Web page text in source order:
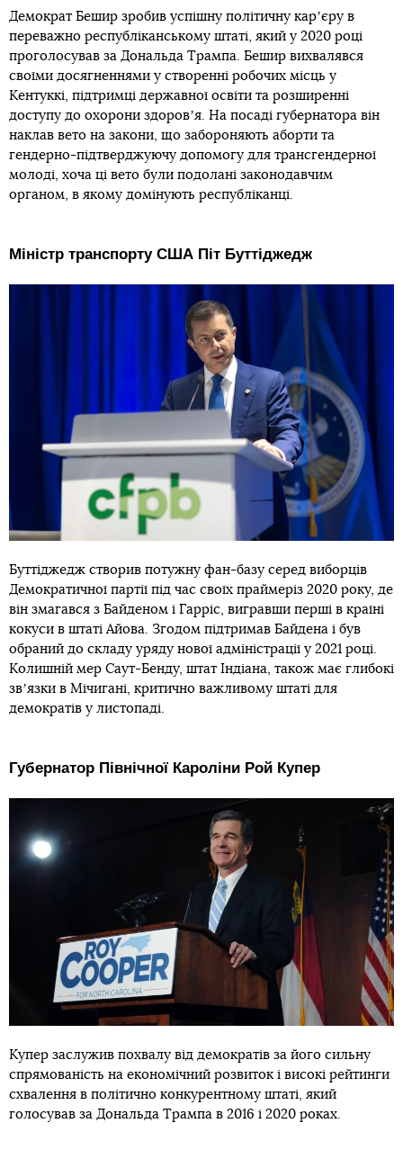
Демократ Бешир зробив успішну політичну карʼєру в
переважно республіканському штаті, який у 2020 році
проголосував за Дональда Трампа. Бешир вихвалявся
своїми досягненнями у створенні робочих місць у
Кентуккі, підтримці державної освіти та розширенні
доступу до охорони здоровʼя. На посаді губернатора він
наклав вето на закони, що забороняють аборти та
гендерно-підтверджуючу допомогу для трансгендерної
молоді, хоча ці вето були подолані законодавчим
органом, в якому домінують республіканці.
Міністр транспорту США Піт Буттіджедж
Буттіджедж створив потужну фан-базу серед виборців
Демократичної партії під час своїх праймеріз 2020 року, де
він змагався з Байденом і Гарріс, вигравши перші в країні
кокуси в штаті Айова. Згодом підтримав Байдена і був
обраний до складу уряду нової адміністрації у 2021 році.
Колишній мер Саут-Бенду, штат Індіана, також має глибокі
звʼязки в Мічигані, критично важливому штаті для
демократів у листопаді.
Губернатор Північної Кароліни Рой Купер
Купер заслужив похвалу від демократів за його сильну
спрямованість на економічний розвиток і високі рейтинги
схвалення в політично конкурентному штаті, який
голосував за Дональда Трампа в 2016 і 2020 роках.